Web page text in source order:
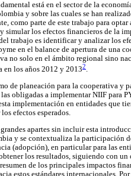
está en el sector de la
y sobre las cuales se han
como parte de este trabajo para
simular los efectos financieros de la
trabajo es identificar y analizar los
en el balance de apertura de una
no solo en el ámbito regional sino
los años 2012 y 20132.
de planeación para la cooperativa y
obligadas a implementar NIIF para
implementación en entidades que
efectos esperados.
apartes sin incluir esta
y se contextualiza la participación
(adopción), en particular para las
los resultados, siguiendo con
de los principales impactos
estos estándares internacionales.